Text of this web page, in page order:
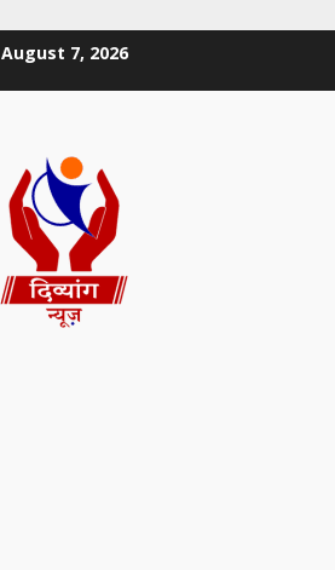
August 7, 2026